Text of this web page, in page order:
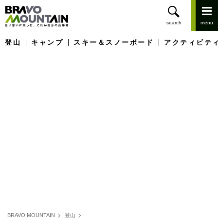
登山 キャンプ スキー＆スノーボード アクティビテ
BRAVO MOUNTAIN
登山